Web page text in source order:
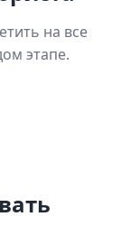
на все
этапе.